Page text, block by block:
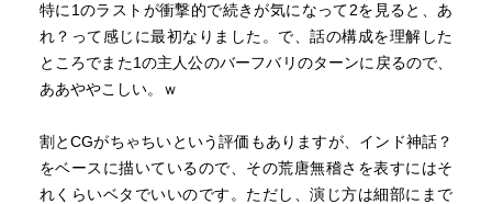
特に1のラストが衝撃的で続きが気になって2を見ると、あ
れ？って感じに最初なりました。で、話の構成を理解した
ところでまた1の主人公のバーフバリのターンに戻るので、
ああややこしい。ｗ
割とCGがちゃちいという評価もありますが、インド神話？
をベースに描いているので、その荒唐無稽さを表すにはそ
れくらいベタでいいのです。ただし、演じ方は細部にまで